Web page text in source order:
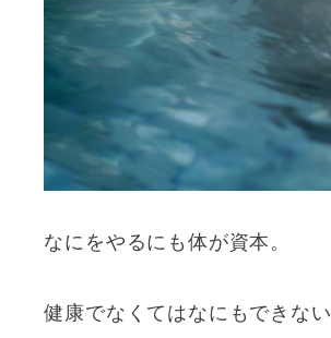
なにをやるにも体が資本。
健康でなくてはなにもできな